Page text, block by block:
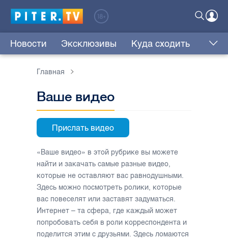
Новости Эксклюзивы Куда сходить
Главная
Ваше видео
Прислать видео
«Ваше видео» в этой рубрике вы можете
найти и закачать самые разные видео,
которые не оставляют вас равнодушными.
Здесь можно посмотреть ролики, которые
вас повеселят или заставят задуматься.
Интернет – та сфера, где каждый может
попробовать себя в роли корреспондента и
поделится этим с друзьями. Здесь ломаются